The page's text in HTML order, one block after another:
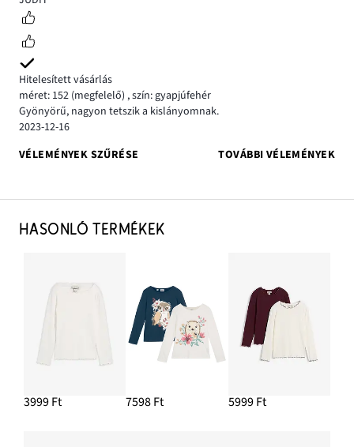
Hitelesített vásárlás
méret: 152 (megfelelő) ,szín: gyapjúfehér
Gyönyörű, nagyon tetszik a kislányomnak.
2023-12-16
VÉLEMÉNYEK SZŰRÉSE
TOVÁBBI VÉLEMÉNYEK
HASONLÓ TERMÉKEK
3999 Ft 7598 Ft 5999 Ft